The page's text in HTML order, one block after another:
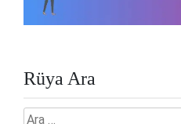
Rüya Ara
Arama: